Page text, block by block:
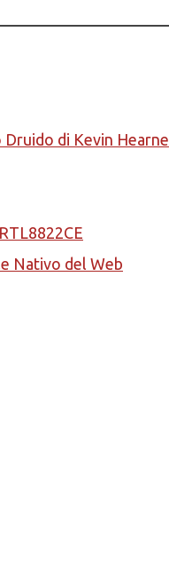
Druido di Kevin Hearne
Nativo del Web